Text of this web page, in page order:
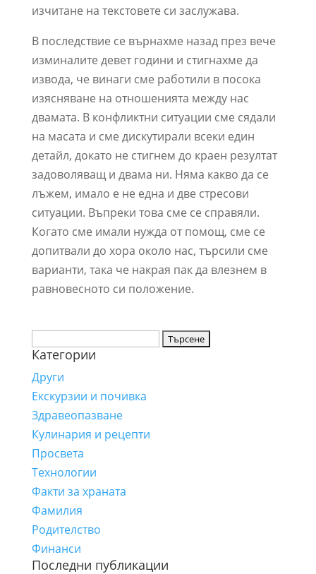
изчитане на текстовете си заслужава.
В последствие се върнахме назад през вече
изминалите девет години и стигнахме да
извода, че винаги сме работили в посока
изясняване на отношенията между нас
двамата. В конфликтни ситуации сме сядали
на масата и сме дискутирали всеки един
детайл, докато не стигнем до краен резултат
задоволяващ и двама ни. Няма какво да се
лъжем, имало е не една и две стресови
ситуации. Въпреки това сме се справяли.
Когато сме имали нужда от помощ, сме се
допитвали до хора около нас, търсили сме
варианти, така че накрая пак да влезнем в
равновесното си положение.
за:
Категории
Други
Екскурзии и почивка
Здравеопазване
Кулинария и рецепти
Просвета
Технологии
Факти за храната
Фамилия
Родителство
Финанси
Последни публикации